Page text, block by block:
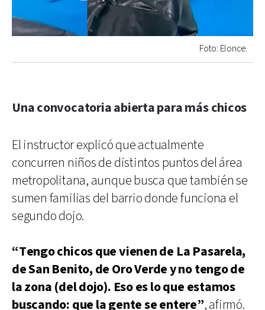
Foto: Elonce.
Una convocatoria abierta para más chicos
El instructor explicó que actualmente
concurren niños de distintos puntos del área
metropolitana, aunque busca que también se
sumen familias del barrio donde funciona el
segundo dojo.
“Tengo chicos que vienen de La Pasarela,
de San Benito,de Oro Verde y no tengo de
la zona (del dojo). Eso es lo que estamos
buscando: que la gente se entere”, afirmó.